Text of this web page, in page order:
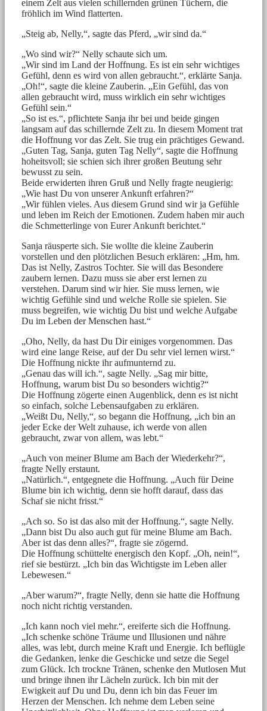
einem Zelt aus vielen schillernden grünen Tüchern, die
fröhlich im Wind flatterten.
„Steig ab, Nelly,“, sagte das Pferd, „wir sind da.“
„Wo sind wir?“ Nelly schaute sich um.
„Wir sind im Land der Hoffnung. Es ist ein sehr wichtiges
Gefühl, denn es wird von allen gebraucht.“, erklärte Sanja.
„Oh!“, sagte die kleine Zauberin. „Ein Gefühl, das von
allen gebraucht wird, muss wirklich ein sehr wichtiges
Gefühl sein.“
„So ist es.“, pflichtete Sanja ihr bei und beide gingen
langsam auf das schillernde Zelt zu. In diesem Moment trat
die Hoffnung vor das Zelt. Sie trug ein prächtiges Gewand.
„Guten Tag, Sanja, guten Tag Nelly“, sagte die Hoffnung
hoheitsvoll; sie schien sich ihrer großen Beutung sehr
bewusst zu sein.
Beide erwiderten ihren Gruß und Nelly fragte neugierig:
„Wie hast Du von unserer Ankunft erfahren?“
„Wir fühlen vieles. Aus diesem Grund sind wir ja Gefühle
und leben im Reich der Emotionen. Zudem haben mir auch
die Schmetterlinge von Eurer Ankunft berichtet.“
Sanja räusperte sich. Sie wollte die kleine Zauberin
vorstellen und den plötzlichen Besuch erklären: „Hm, hm.
Das ist Nelly, Zastros Tochter. Sie will das Besondere
zaubern lernen. Dazu muss sie aber erst lernen zu
verstehen. Darum sind wir hier. Sie muss lernen, wie
wichtig Gefühle sind und welche Rolle sie spielen. Sie
muss begreifen, wie wichtig Du bist und welche Aufgabe
Du im Leben der Menschen hast.“
„Oho, Nelly, da hast Du Dir einiges vorgenommen. Das
wird eine lange Reise, auf der Du sehr viel lernen wirst.“
Die Hoffnung nickte ihr aufmunternd zu.
„Genau das will ich.“, sagte Nelly. „Sag mir bitte,
Hoffnung, warum bist Du so besonders wichtig?“
Die Hoffnung zögerte einen Augenblick, denn es ist nicht
so einfach, solche Lebensaufgaben zu erklären.
„Weißt Du, Nelly,“, so begann die Hoffnung, „ich bin an
jeder Ecke der Welt zuhause, ich werde von allen
gebraucht, zwar von allem, was lebt.“
„Auch von meiner Blume am Bach der Wiederkehr?“,
fragte Nelly erstaunt.
„Natürlich.“, entgegnete die Hoffnung. „Auch für Deine
Blume bin ich wichtig, denn sie hofft darauf, dass das
Schaf sie nicht frisst.“
„Ach so. So ist das also mit der Hoffnung.“, sagte Nelly.
„Dann bist Du also auch gut für meine Blume am Bach.
Aber ist das denn alles?“, fragte sie zögernd.
Die Hoffnung schüttelte energisch den Kopf. „Oh, nein!“,
rief sie bestürzt. „Ich bin das Wichtigste im Leben aller
Lebewesen.“
„Aber warum?“, fragte Nelly, denn sie hatte die Hoffnung
noch nicht richtig verstanden.
„Ich kann noch viel mehr.“, ereiferte sich die Hoffnung.
„Ich schenke schöne Träume und Illusionen und nähre
alles, was lebt, durch meine Kraft und Energie. Ich beflügle
die Gedanken, lenke die Geschicke und setze die Segel
zum Glück. Ich trockne Tränen, schenke den Mutlosen Mut
und bringe ihnen ihr Lächeln zurück. Ich bin mit der
Ewigkeit auf Du und Du, denn ich bin das Feuer im
Herzen der Menschen. Ich nehme dem Leben seine